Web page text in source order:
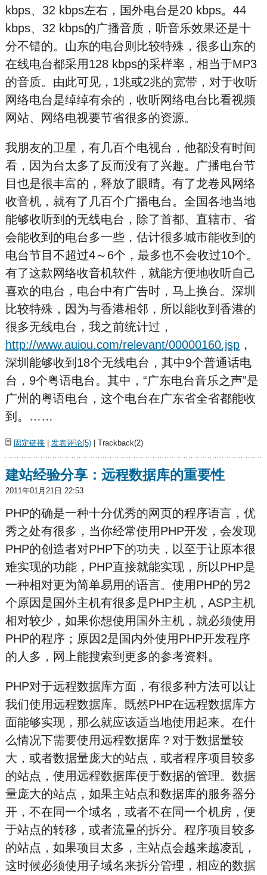
kbps、32 kbps左右，国外电台是20 kbps。44
kbps、32 kbps的广播音质，听音乐效果还是十
分不错的。山东的电台则比较特殊，很多山东的
在线电台都采用128 kbps的采样率，相当于MP3
的音质。由此可见，1兆或2兆的宽带，对于收听
网络电台是绰绰有余的，收听网络电台比看视频
网站、网络电视要节省很多的资源。
我朋友的卫星，有几百个电视台，他都没有时间
看，因为台太多了反而没有了兴趣。广播电台节
目也是很丰富的，释放了眼睛。有了龙卷风网络
收音机，就有了几百个广播电台。全国各地当地
能够收听到的无线电台，除了首都、直辖市、省
会能收到的电台多一些，估计很多城市能收到的
电台节目不超过4～6个，最多也不会收过10个。
有了这款网络收音机软件，就能方便地收听自己
喜欢的电台，电台中有广告时，马上换台。深圳
比较特殊，因为与香港相邻，所以能收到香港的
很多无线电台，我之前统计过，
http://www.auiou.com/relevant/00000160.jsp，
深圳能够收到18个无线电台，其中9个普通话电
台，9个粤语电台。其中，“广东电台音乐之声”是
广州的粤语电台，这个电台在广东省全省都能收
到。……
固定链接| 发表评论(5)| Trackback(2)
建站经验分享：远程数据库的重要性
2011年01月21日 22:53
PHP的确是一种十分优秀的网页的程序语言，优
秀之处有很多，当你经常使用PHP开发，会发现
PHP的创造者对PHP下的功夫，以至于让原本很
难实现的功能，PHP直接就能实现，所以PHP是
一种相对更为简单易用的语言。使用PHP的另2
个原因是国外主机有很多是PHP主机，ASP主机
相对较少，如果你想使用国外主机，就必须使用
PHP的程序；原因2是国内外使用PHP开发程序
的人多，网上能搜索到更多的参考资料。
PHP对于远程数据库方面，有很多种方法可以让
我们使用远程数据库。既然PHP在远程数据库方
面能够实现，那么就应该适当地使用起来。在什
么情况下需要使用远程数据库？对于数据量较
大，或者数据量庞大的站点，或者程序项目较多
的站点，使用远程数据库便于数据的管理。数据
量庞大的站点，如果主站点和数据库的服务器分
开，不在同一个域名，或者不在同一个机房，便
于站点的转移，或者流量的拆分。程序项目较多
的站点，如果项目太多，主站点会越来越凌乱，
这时候必须使用子域名来拆分管理，相应的数据